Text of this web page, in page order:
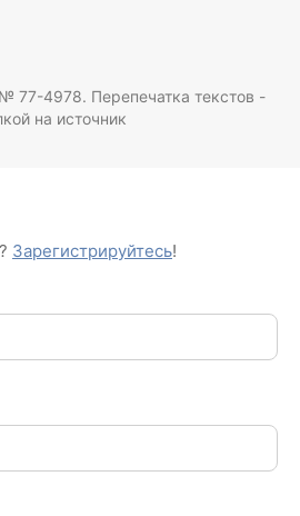
77-4978. Перепечатка текстов -
на источник
Зарегистрируйтесь!